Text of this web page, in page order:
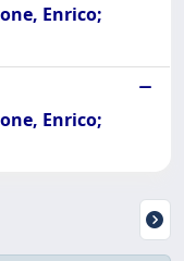
Enrico;
Enrico;